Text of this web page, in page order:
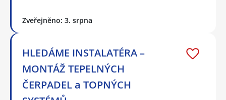
Zveřejněno: 3. srpna
HLEDÁME INSTALATÉRA –
MONTÁŽ TEPELNÝCH
ČERPADEL a TOPNÝCH